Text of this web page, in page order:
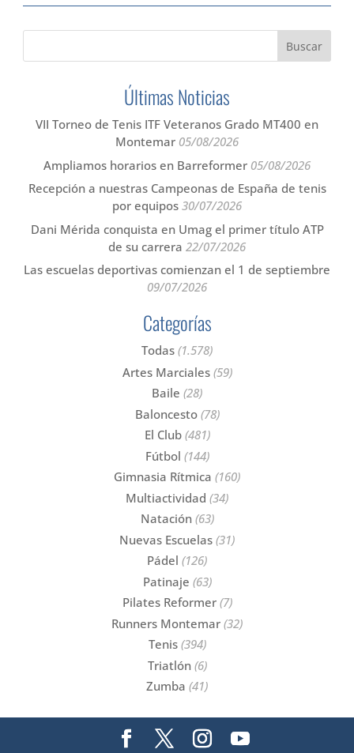
Últimas Noticias
VII Torneo de Tenis ITF Veteranos Grado MT400 en
Montemar 05/08/2026
Ampliamos horarios en Barreformer 05/08/2026
Recepción a nuestras Campeonas de España de tenis
por equipos 30/07/2026
Dani Mérida conquista en Umag el primer título ATP
de su carrera 22/07/2026
Las escuelas deportivas comienzan el 1 de septiembre
09/07/2026
Categorías
Todas (1.578)
Artes Marciales(59)
Baile (28)
Baloncesto(78)
El Club(481)
Fútbol (144)
Gimnasia Rítmica (160)
Multiactividad (34)
Natación(63)
Nuevas Escuelas (31)
Pádel (126)
Patinaje (63)
Pilates Reformer(7)
Runners Montemar (32)
Tenis(394)
Triatlón(6)
Zumba (41)